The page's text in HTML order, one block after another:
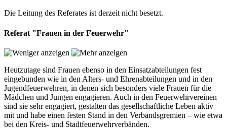
Die Leitung des Referates ist derzeit nicht besetzt.
Referat "Frauen in der Feuerwehr"
Heutzutage sind Frauen ebenso in den Einsatzabteilungen fest
eingebunden wie in den Alters- und Ehrenabteilungen und in den
Jugendfeuerwehren, in denen sich besonders viele Frauen für die
Mädchen und Jungen engagieren. Auch in den Feuerwehrvereinen
sind sie sehr engagiert, gestalten das gesellschaftliche Leben aktiv
mit und habe einen festen Stand in den Verbandsgremien – wie etwa
bei den Kreis- und Stadtfeuerwehrverbänden.